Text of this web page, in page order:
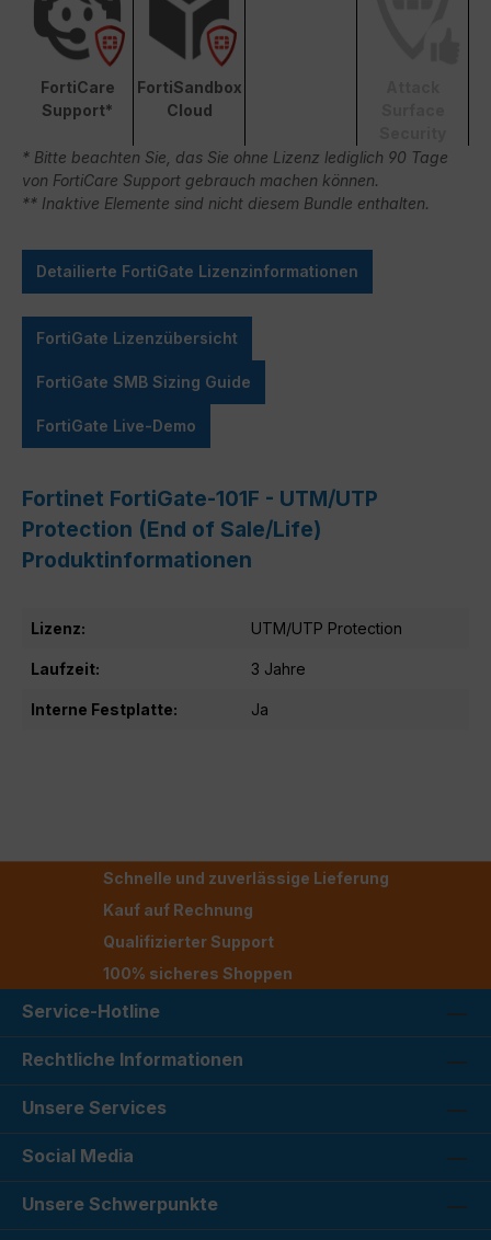
FortiCare
Support*
FortiSandbox
Cloud
* Bitte beachten Sie, das Sie ohne Lizenz lediglich 90 Tage
von FortiCare Support gebrauch machen können.
** Inaktive Elemente sind nicht diesem Bundle enthalten.
Detailierte FortiGate Lizenzinformationen
FortiGate Lizenzübersicht
FortiGate SMB Sizing Guide
FortiGate Live-Demo
Fortinet FortiGate-101F - UTM/UTP
Protection (End of Sale/Life)
Produktinformationen
Lizenz: UTM/UTP Protection
Laufzeit: 3 Jahre
Interne Festplatte: Ja
Schnelle und zuverlässige Lieferung
Kauf auf Rechnung
Qualifizierter Support
100% sicheres Shoppen
Service-Hotline
Rechtliche Informationen
Unsere Services
Social Media
Unsere Schwerpunkte